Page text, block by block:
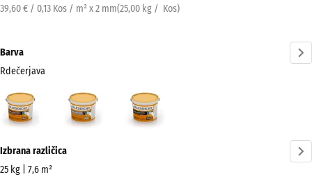
39,60 € / 0,13 Kos / m² x 2 mm(25,00 kg / Kos)
Barva
Rdečerjava
Rdečerjava
(active)
informacij
o
Izbrana različica
25 kg | 7,6 m²